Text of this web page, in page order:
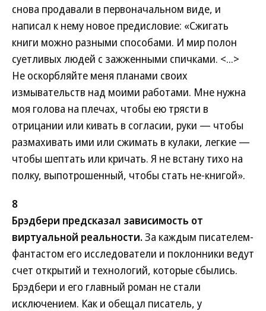
снова продавали в первоначальном виде, и
написал к нему новое предисловие: «Сжигать
книги можно разными способами. И мир полон
суетливых людей с зажженными спичками. <...>
Не оскорбляйте меня планами своих
измывательств над моими работами. Мне нужна
моя голова на плечах, чтобы ею трясти в
отрицании или кивать в согласии, руки — чтобы
размахивать ими или сжимать в кулаки, легкие —
чтобы шептать или кричать. Я не встану тихо на
полку, выпотрошенный, чтобы стать не-книгой».
8
Брэдбери предсказал зависимость от
виртуальной реальности.За каждым писателем-
фантастом его исследователи и поклонники ведут
счет открытий и технологий, которые сбылись.
Брэдбери и его главный роман не стали
исключением. Как и обещал писатель, у